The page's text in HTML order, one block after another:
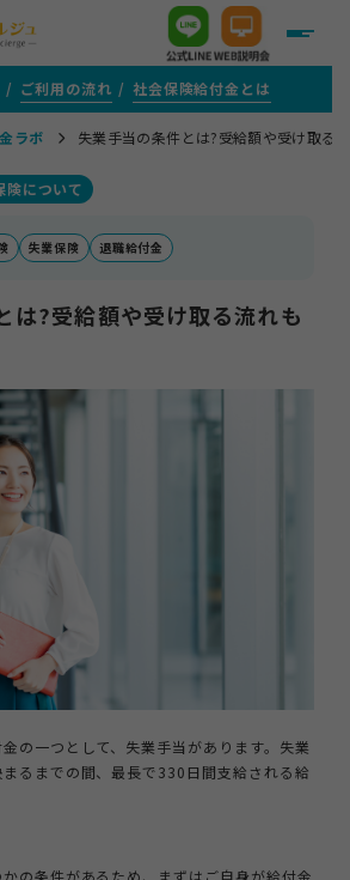
＋
ご検討中の方
転職支援を活用する方
続けている方
ンフルエンサーの方
ボ
ュについて
ご利用の流れ 社会保険給付金とは
ラボ 失業手当の条件とは?受給額や受け取る
険について
失業保険 退職給付金
は?受給額や受け取る流れも
の一つとして、失業手当があります。失業
るまでの間、最長で330日間支給される給